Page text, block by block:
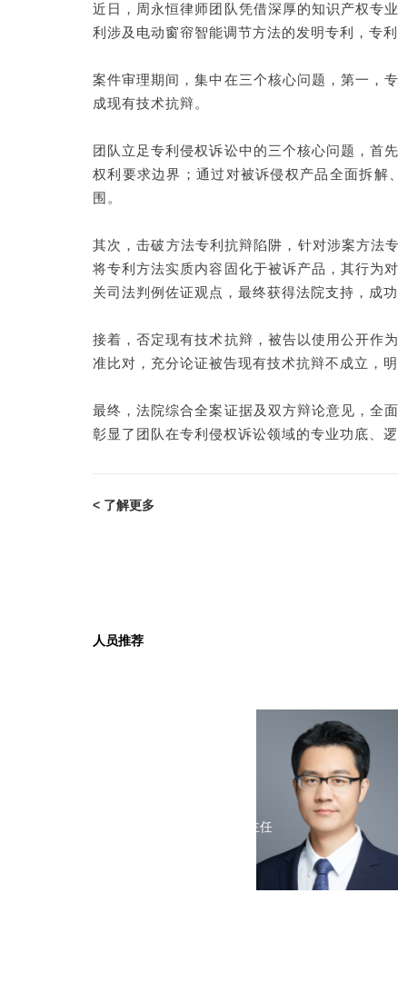
近日，周永恒律师团队凭借深厚的知识产权专
利涉及电动窗帘智能调节方法的发明专利，专
案件审理期间，集中在三个核心问题，第一，
成现有技术抗辩。
团队立足专利侵权诉讼中的三个核心问题，首
权利要求边界；通过对被诉侵权产品全面拆解
围。
其次，击破方法专利抗辩陷阱，针对涉案方法
将专利方法实质内容固化于被诉产品，其行为
关司法判例佐证观点，最终获得法院支持，成
接着，否定现有技术抗辩，被告以使用公开作
准比对，充分论证被告现有技术抗辩不成立，
最终，法院综合全案证据及双方辩论意见，全
彰显了团队在专利侵权诉讼领域的专业功底、
< 了解更多
人员推荐
知识产权与科技业务部主任